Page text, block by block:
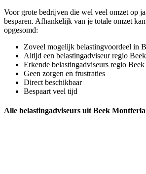
Voor grote bedrijven die wel veel omzet op
besparen. Afhankelijk van je totale omzet
opgesomd:
Zoveel mogelijk belastingvoordeel in
Altijd een belastingadviseur regio
Erkende belastingadviseurs regio
Geen zorgen en frustraties
Direct beschikbaar
Bespaart veel tijd
Alle belastingadviseurs uit Beek